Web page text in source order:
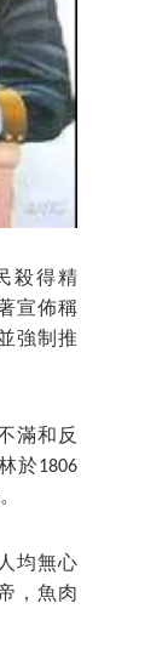
殺得精
宣佈稱
強制推
滿和反
於1806
均無心
，魚肉